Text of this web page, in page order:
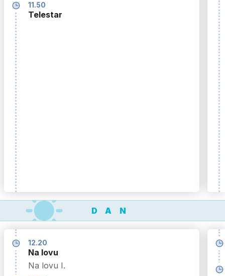
11.50
Telestar
DAN
12.20
Na lovu
Na lovu I.